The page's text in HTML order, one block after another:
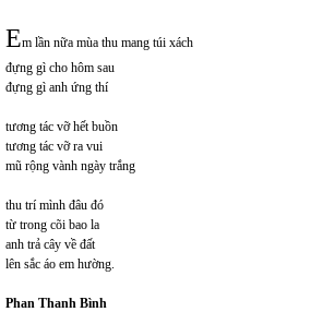
Em lần nữa mùa thu mang túi xách
đựng gì cho hôm sau
đựng gì anh ứng thí
tương tác vỡ hết buồn
tương tác vỡ ra vui
mũ rộng vành ngày trắng
thu trí mình đâu đó
từ trong cõi bao la
anh trả cây về đất
lên sắc áo em hường.
Phan Thanh Bình